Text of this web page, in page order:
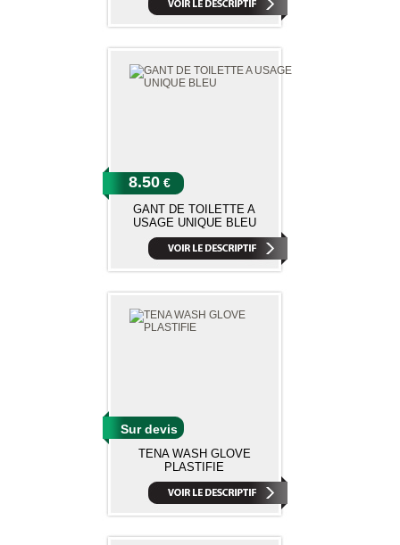
GANT DE TOILETTE A
USAGE UNIQUE BLEU
8.50€
TENA WASH GLOVE
PLASTIFIE
Sur devis